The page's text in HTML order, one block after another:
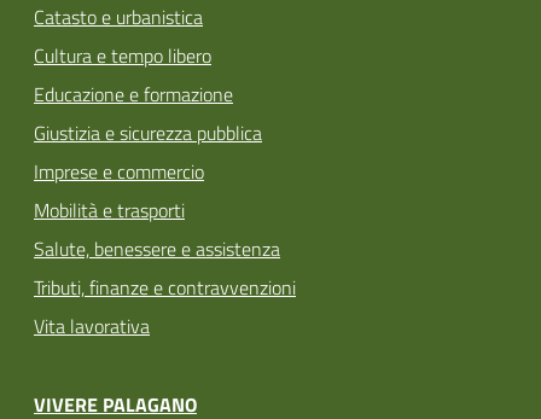
Catasto e urbanistica
Cultura e tempo libero
Educazione e formazione
Giustizia e sicurezza pubblica
Imprese e commercio
Mobilità e trasporti
Salute, benessere e assistenza
Tributi, finanze e contravvenzioni
Vita lavorativa
VIVERE PALAGANO